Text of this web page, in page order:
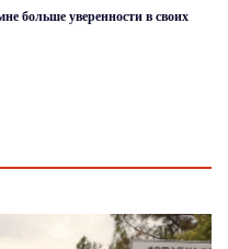
больше уверенности в своих